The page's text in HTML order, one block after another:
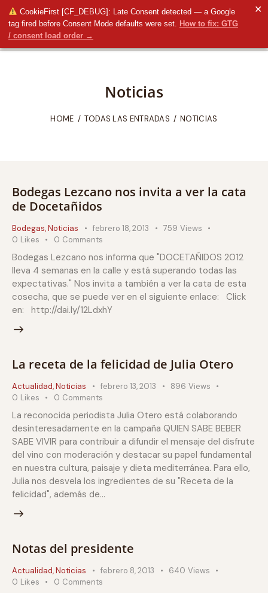
CookieFirst [CF_DEBUG]: Late Consent detected — a Google
tag fired before Consent Mode defaults were set. How to fix: GTG
/ consent load order →
✕
Noticias
HOME TODAS LAS ENTRADAS NOTICIAS
Bodegas Lezcano nos invita a ver la cata
de Docetañidos
Bodegas,Noticias febrero 18, 2013 759 Views
0 Likes 0 Comments
Bodegas Lezcano nos informa que "DOCETAÑIDOS 2012
lleva 4 semanas en la calle y está superando todas las
expectativas." Nos invita a también a ver la cata de esta
cosecha, que se puede ver en el siguiente enlace: Click
en: http://dai.ly/12LdxhY
La receta de la felicidad de Julia Otero
Actualidad,Noticias febrero 13, 2013 896 Views
0 Likes 0 Comments
La reconocida periodista Julia Otero está colaborando
desinteresadamente en la campaña QUIEN SABE BEBER
SABE VIVIR para contribuir a difundir el mensaje del disfrute
del vino con moderación y destacar su papel fundamental
en nuestra cultura, paisaje y dieta mediterránea. Para ello,
Julia nos desvela los ingredientes de su "Receta de la
felicidad", además de…
Notas del presidente
Actualidad,Noticias febrero 8, 2013 640 Views
0 Likes 0 Comments